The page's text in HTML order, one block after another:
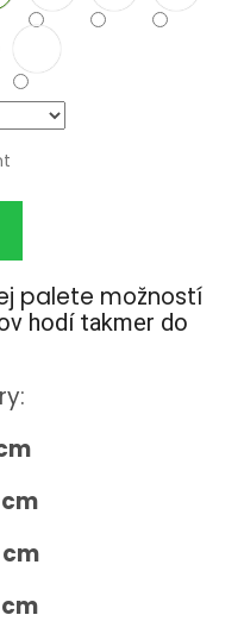
palete možností
hodí takmer do